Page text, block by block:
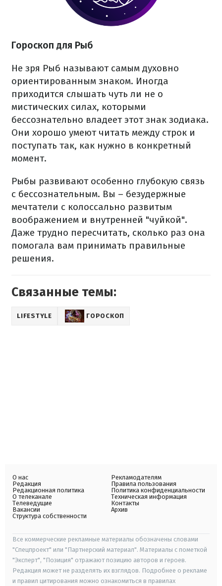
Гороскоп для Рыб
Не зря Рыб называют самым духовно
ориентированным знаком. Иногда
приходится слышать чуть ли не о
мистических силах, которыми
бессознательно владеет этот знак зодиака.
Они хорошо умеют читать между строк и
поступать так, как нужно в конкретный
момент.
Рыбы развивают особенно глубокую связь
с бессознательным. Вы – безудержные
мечтатели с колоссально развитым
воображением и внутренней "чуйкой".
Даже трудно пересчитать, сколько раз она
помогала вам принимать правильные
решения.
Связанные темы:
LIFESTYLE ГОРОСКОП
О нас
Редакция
Редакционная политика
О телеканале
Телеведущие
Вакансии
Структура собственности
Рекламодателям
Правила пользования
Политика конфиденциальности
Техническая информация
Контакты
Архив
Все коммерческие рекламные материалы обозначены словами
"Спецпроект" или "Партнерский материал". Материалы с пометкой
"Эксперт", "Позиция" отражают позицию авторов и героев.
Редакция может не разделять их взглядов. Подробнее о рекламе
и правил цитирования можно ознакомиться в правилах